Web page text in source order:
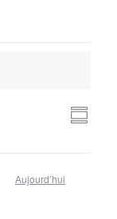
Aujourd’hui